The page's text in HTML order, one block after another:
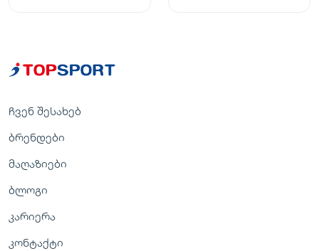
ჩვენ შესახებ
ბრენდები
მაღაზიები
ბლოგი
კარიერა
კონტაქტი